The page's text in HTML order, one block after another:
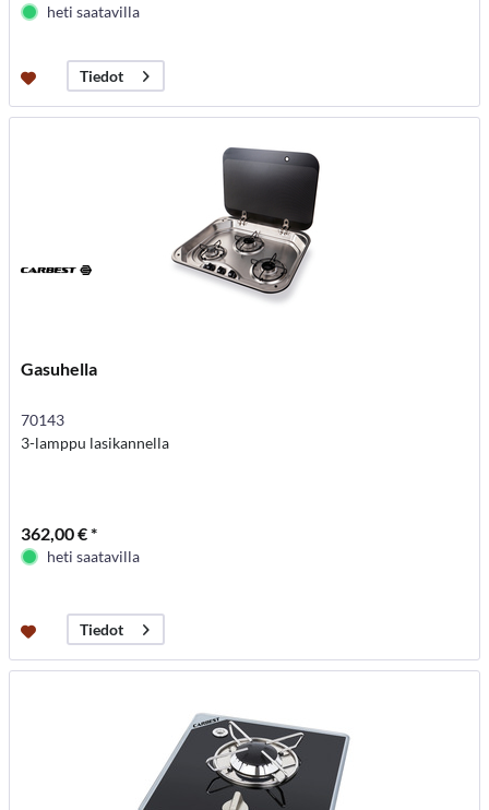
heti saatavilla
Tiedot
Gasuhella
70143
3-lamppu lasikannella
362,00 € *
heti saatavilla
Tiedot